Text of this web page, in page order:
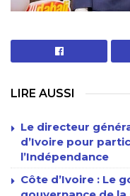
LIRE AUSSI
Le directeur
d’Ivoire pour
l’Indépendance
Côte d’Ivoire : Le